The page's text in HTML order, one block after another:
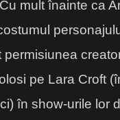
mult înainte ca
pe Lara Croft
în show-urile lor